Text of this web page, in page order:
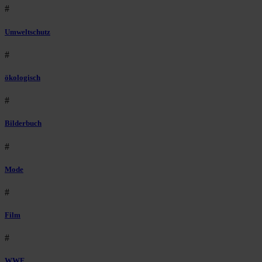
#
Umweltschutz
#
ökologisch
#
Bilderbuch
#
Mode
#
Film
#